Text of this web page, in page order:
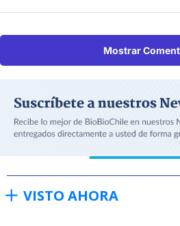
Mostrar
VISTO AHORA